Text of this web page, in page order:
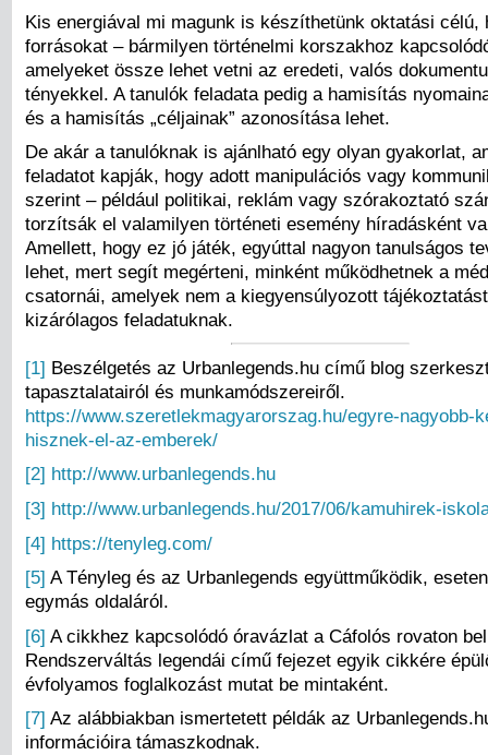
Kis energiával mi magunk is készíthetünk oktatási célú,
forrásokat – bármilyen történelmi korszakhoz
amelyeket össze lehet vetni az eredeti, valós
tényekkel. A tanulók feladata pedig a hamisítás
és a hamisítás „céljainak” azonosítása lehet.
De akár a tanulóknak is ajánlható egy olyan gyakorlat,
feladatot kapják, hogy adott manipulációs vagy
szerint – például politikai, reklám vagy szórakoztató
torzítsák el valamilyen történeti esemény híradásként
Amellett, hogy ez jó játék, egyúttal nagyon tanulságos
lehet, mert segít megérteni, minként működhetnek a
csatornái, amelyek nem a kiegyensúlyozott
kizárólagos feladatuknak.
[1] Beszélgetés az Urbanlegends.hu című blog
tapasztalatairól és munkamódszereiről.
https://www.szeretlekmagyarorszag.hu/egyre-nagyobb-
hisznek-el-az-emberek/
[2] http://www.urbanlegends.hu
[3] http://www.urbanlegends.hu/2017/06/kamuhirek-
[4] https://tenyleg.com/
[5] A Tényleg és az Urbanlegends együttműködik,
egymás oldaláról.
[6] A cikkhez kapcsolódó óravázlat a Cáfolós rovaton
Rendszerváltás legendái című fejezet egyik cikkére
évfolyamos foglalkozást mutat be mintaként.
[7] Az alábbiakban ismertetett példák az
információira támaszkodnak.